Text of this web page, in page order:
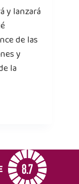
y lanzará
de las
y
la